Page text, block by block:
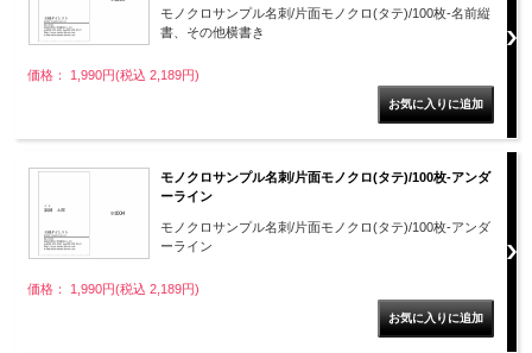
モノクロサンプル名刺/片面モノクロ(タテ)/100枚-名前縦
書、その他横書き
価格： 1,990円(税込 2,189円)
モノクロサンプル名刺/片面モノクロ(タテ)/100枚-アンダ
ーライン
モノクロサンプル名刺/片面モノクロ(タテ)/100枚-アンダ
ーライン
価格： 1,990円(税込 2,189円)